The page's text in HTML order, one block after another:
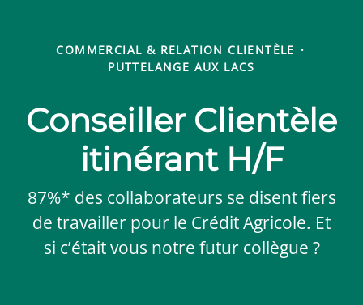
COMMERCIAL & RELATION CLIENTÈLE ·
PUTTELANGE AUX LACS
Conseiller Clientèle
itinérant H/F
87%* des collaborateurs se disent fiers
de travailler pour le Crédit Agricole. Et
si c’était vous notre futur collègue ?